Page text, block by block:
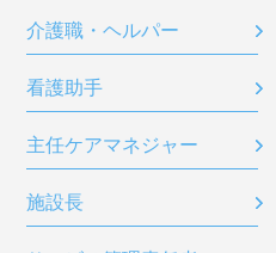
介護職・ヘルパー
看護助手
主任ケアマネジャー
施設長